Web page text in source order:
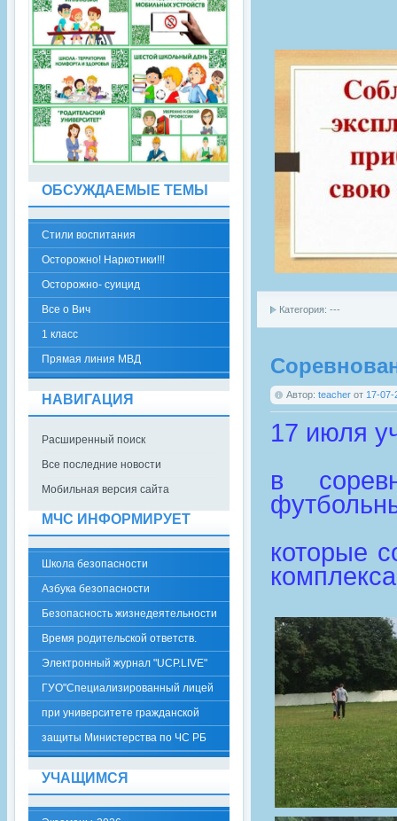
Категория: ---
Автор: teacher от 17-07-
17 июля
в
которые
ОБСУЖДАЕМЫЕ ТЕМЫ
Стили воспитания
Осторожно! Наркотики!!!
Осторожно- суицид
Все о Вич
1 класс
Прямая линия МВД
НАВИГАЦИЯ
Расширенный поиск
Все последние новости
Мобильная версия сайта
МЧС ИНФОРМИРУЕТ
Школа безопасности
Азбука безопасности
Безопасность жизнедеятельности
Время родительской ответств.
Электронный журнал "UCP.LIVE"
ГУО"Специализированный лицей
при университете гражданской
защиты Министерства по ЧС РБ
УЧАЩИМСЯ